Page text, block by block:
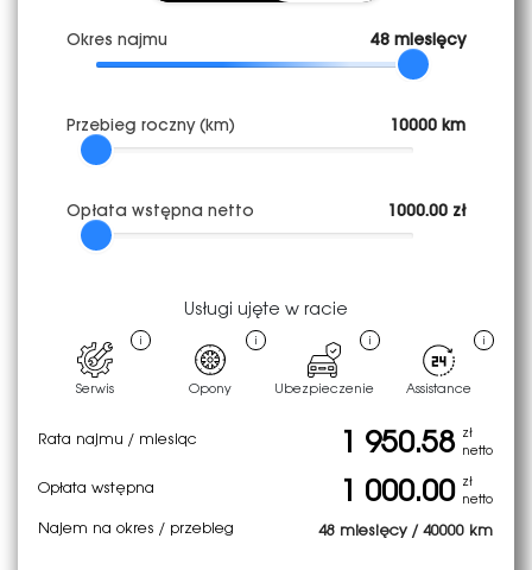
Rata najmu / miesiąc
mies.
Przebieg 40000
Opłata za nadprzebieg 0.55 1km
* Wyrażam zgodę na przekazywanie przez Mobiex S.A.
Okres najmu 48 miesięcy
Przebieg roczny (km)
10000 km
Opłata wstępna netto 1000.00 zł
Usługi ujęte w racie
i
Serwis
i
Opony
i
Ubezpieczenie
i
Assistance
Rata najmu / miesiąc 1 950.58 zł
netto
Opłata wstępna 1 000.00 zł
netto
Najem na okres / przebieg 48 miesięcy /40000 km